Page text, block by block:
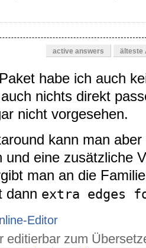
active answers älteste
habe ich auch
nichts direkt
nicht vorgesehen.
kann man
und eine zusätzliche
man an die
dann extra edges
Editor
editierbar zum